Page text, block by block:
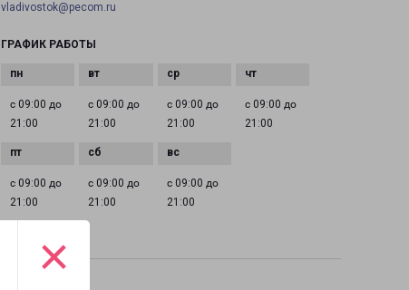
×
vladivostok@pecom.ru
ГРАФИК РАБОТЫ
с 09:00 до
21:00
с 09:00 до
21:00
с 09:00 до
21:00
с 09:00 до
21:00
с 09:00 до
21:00
с 09:00 до
21:00
с 09:00 до
21:00